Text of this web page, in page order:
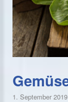
1. September 2019